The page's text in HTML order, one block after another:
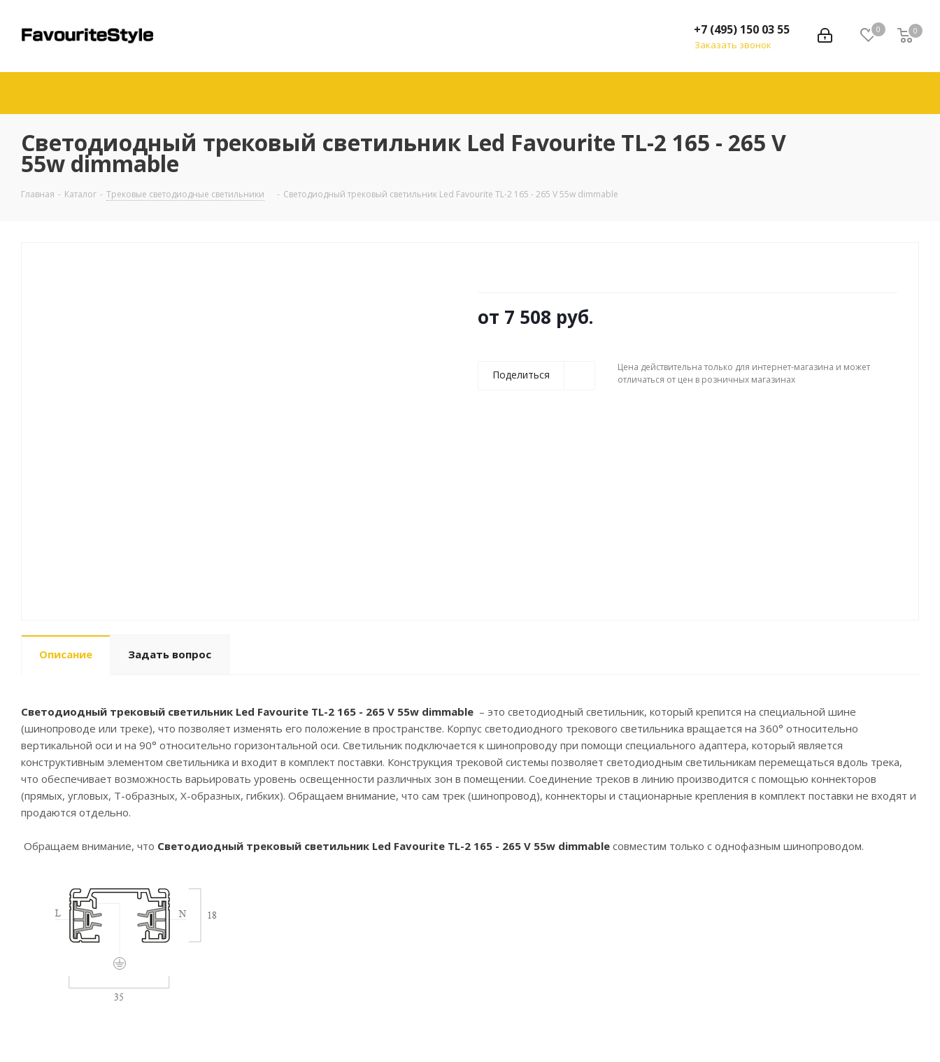
0 0
+7 (495) 150 03 55
Заказать звонок
Светодиодный трековый светильник Led Favourite TL-2 165 - 265 V
55w dimmable
Главная - Каталог - Трековые светодиодные светильники - Светодиодный трековый светильник Led Favourite TL-2 165 - 265 V 55w dimmable
от 7 508 руб.
Поделиться
Цена действительна только для интернет-магазина и может
отличаться от цен в розничных магазинах
Описание Задать вопрос
Светодиодный трековый светильник Led Favourite TL-2 165 - 265 V 55w dimmable – это светодиодный светильник, который крепится на специальной шине
(шинопроводе или треке), что позволяет изменять его положение в пространстве. Корпус светодиодного трекового светильника вращается на 360° относительно
вертикальной оси и на 90° относительно горизонтальной оси. Светильник подключается к шинопроводу при помощи специального адаптера, который является
конструктивным элементом светильника и входит в комплект поставки. Конструкция трековой системы позволяет светодиодным светильникам перемещаться вдоль трека,
что обеспечивает возможность варьировать уровень освещенности различных зон в помещении. Соединение треков в линию производится с помощью коннекторов
(прямых, угловых, Т-образных, Х-образных, гибких). Обращаем внимание, что сам трек (шинопровод), коннекторы и стационарные крепления в комплект поставки не входят и
продаются отдельно.
Обращаем внимание, что Светодиодный трековый светильник Led Favourite TL-2 165 - 265 V 55w dimmable совместим только с однофазным шинопроводом.